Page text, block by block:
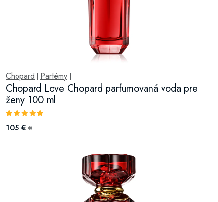
Chopard Parfémy
Chopard Love Chopard parfumovaná voda pre
ženy 100 ml
105 € €